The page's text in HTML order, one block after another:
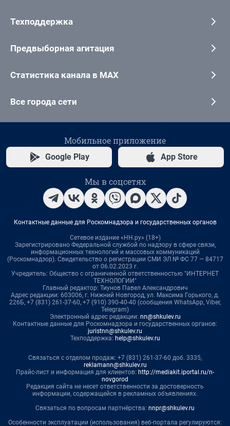
Техподдержка
Предвыборная агитация
Статистика канала в MAX
Все города сети
Мобильное приложение
Google Play App Store
Мы в соцсетях
Контактные данные для Роскомнадзора и государственных органов
Сетевое издание «НН.ру» (18+)
Зарегистрировано Федеральной службой по надзору в сфере связи,
информационных технологий и массовых коммуникаций
(Роскомнадзор). Свидетельство о регистрации СМИ ЭЛ № ФС 77 — 84717
от 06.02.2023 г.
Учредитель: Общество с ограниченной ответственностью "ИНТЕРНЕТ
ТЕХНОЛОГИИ"
Главный редактор: Тиунов Павел Александрович
Адрес редакции: 603006, г. Нижний Новгород, ул. Максима Горького, д.
226Б, +7 (831) 261-37-60, +7 (910) 390-40-40 (сообщения WhatsApp, Viber,
Telegram)
Электронный адрес редакции: nn@shkulev.ru
Контактные данные для Роскомнадзора и государственных органов:
juristnn@shkulev.ru
Техподдержка: help@shkulev.ru
Связаться с отделом продаж: +7 (831) 261-37-60 доб. 3335,
reklamann@shkulev.ru
Прайс-лист и информация для клиентов: http://mediakit.iportal.ru/n-
novgorod
Редакция сайта не несет ответственности за достоверность
информации, содержащейся в рекламных объявлениях.
Связаться по вопросам партнёрства: nnpr@shkulev.ru
Особенности эксплуатации (использования) веб-портала регулируются: